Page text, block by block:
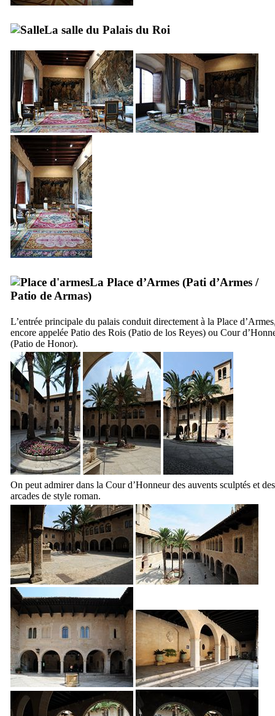
La salle du Palais du Roi
La Place d’Armes (Pati d’Armes /
Patio de Armas)
L’entrée principale du palais conduit directement à la Place
encore appelée Patio des Rois (Patio de los Reyes) ou Cour
(Patio de Honor).
On peut admirer dans la Cour d’Honneur des auvents sculptés et des
arcades de style roman.